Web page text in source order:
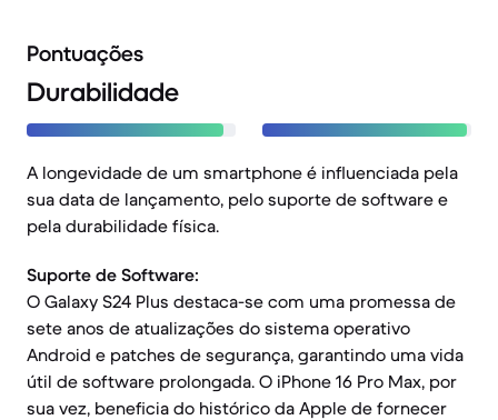
Pontuações
Durabilidade
A longevidade de um smartphone é influenciada pela
sua data de lançamento, pelo suporte de software e
pela durabilidade física.
Suporte de Software:
O Galaxy S24 Plus destaca-se com uma promessa de
sete anos de atualizações do sistema operativo
Android e patches de segurança, garantindo uma vida
útil de software prolongada. O iPhone 16 Pro Max, por
sua vez, beneficia do histórico da Apple de fornecer